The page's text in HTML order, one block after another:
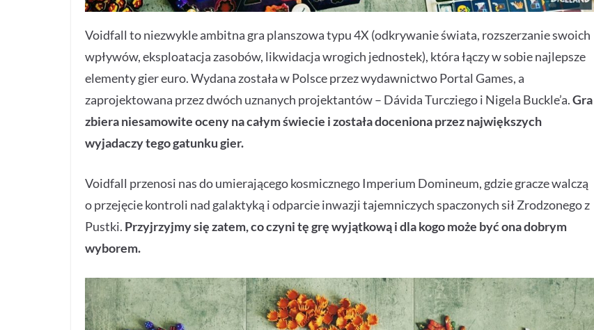
Voidfall to niezwykle ambitna gra planszowa typu 4X (odkrywanie świata, rozszerzanie swoich
wpływów, eksploatacja zasobów, likwidacja wrogich jednostek), która łączy w sobie najlepsze
elementy gier euro. Wydana została w Polsce przez wydawnictwo Portal Games, a
zaprojektowana przez dwóch uznanych projektantów – Dávida Turcziego i Nigela Buckle’a.Gra
zbiera niesamowite oceny na całym świecie i została doceniona przez największych
wyjadaczy tego gatunku gier.
Voidfall przenosi nas do umierającego kosmicznego Imperium Domineum, gdzie gracze walczą
o przejęcie kontroli nad galaktyką i odparcie inwazji tajemniczych spaczonych sił Zrodzonego z
Pustki. Przyjrzyjmy się zatem, co czyni tę grę wyjątkową i dla kogo może być ona dobrym
wyborem.